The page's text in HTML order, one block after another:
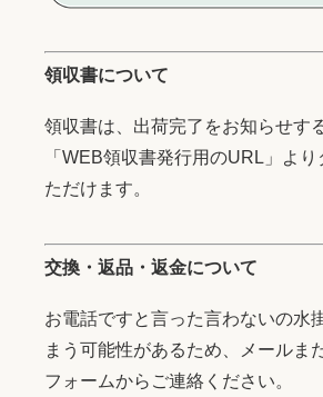
領収書について
領収書は、出荷完了をお知らせす
「WEB領収書発行用のURL」よ
ただけます。
交換・返品・返金について
お電話ですと言った言わないの水
まう可能性があるため、メールま
フォームからご連絡ください。